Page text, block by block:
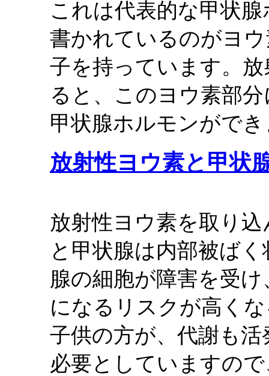
これは代表的な甲状
書かれているのがヨ
子を持っています。
ると、このヨウ素部
甲状腺ホルモンがで
放射性ヨウ素と甲状
放射性ヨウ素を取り
と甲状腺は内部被ば
腺の細胞が障害を受
になるリスクが高く
子供の方が、代謝も
必要としていますの